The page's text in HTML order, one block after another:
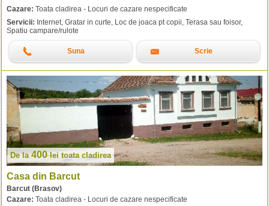
Cazare: Toata cladirea - Locuri de cazare nespecificate
Servicii: Internet, Gratar in curte, Loc de joaca pt copii, Terasa sau foisor,
Spatiu campare/rulote
Suna Scrie
De la 400lei toata cladirea
Casa din Barcut
Barcut (Brasov)
Cazare: Toata cladirea - Locuri de cazare nespecificate